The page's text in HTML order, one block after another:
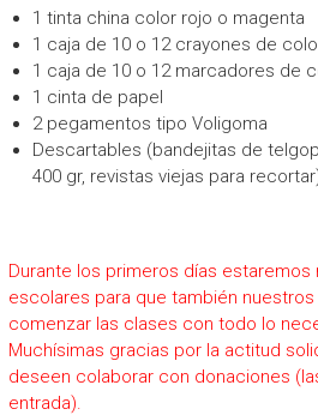
1 tinta china color rojo o magenta
1 caja de 10 o 12 crayones de
1 caja de 10 o 12 marcadores de
1 cinta de papel
2 pegamentos tipo Voligoma
Descartables (bandejitas de
400 gr, revistas viejas para
Durante los primeros días estaremos
escolares para que también
comenzar las clases con todo lo
Muchísimas gracias por la actitud
deseen colaborar con donaciones
entrada).